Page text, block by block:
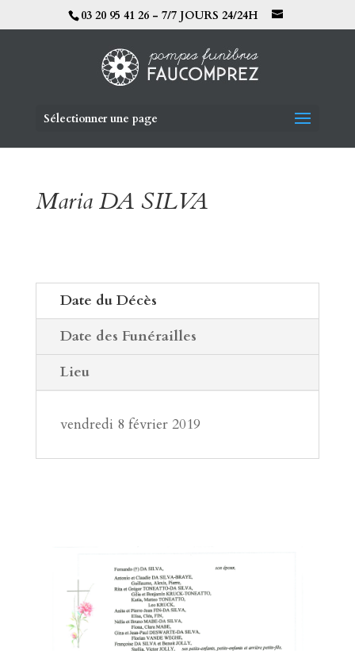
03 20 95 41 26 - 7/7 JOURS 24/24H
Sélectionner une page
Maria DA SILVA
Date du Décès
Date des Funérailles
Lieu
vendredi 8 février 2019